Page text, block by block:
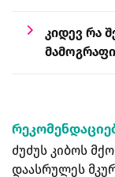
კიდევ რა
ძუძუს კიბოს
დაასრულეს